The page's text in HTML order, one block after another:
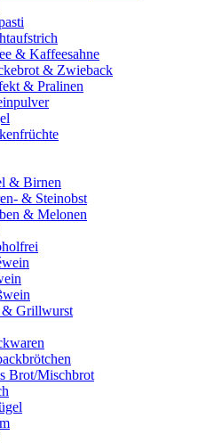
& Kaffeesahne
& Zwieback
& Pralinen
& Birnen
& Steinobst
& Melonen
& Grillwurst
Brot/Mischbrot